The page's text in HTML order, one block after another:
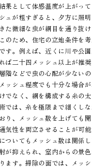
果として体感温度が上がっ
ュが粗すぎると、夕方に照
た微細な虫が網目を通り抜
のため、住宅の立地条件を
す。例えば、近くに川や公
ば二十四メッシュ以上が推
階などで虫の心配が少ない
ッシュ程度でも十分な場合が
でなく、網を構成する糸の
では、糸を極限まで細くし
り、メッシュ数を上げても
気性を両立させることが可能
ついてもメッシュ数は関係
が抑えられ、室内からの景
ます。掃除の面では、メッ